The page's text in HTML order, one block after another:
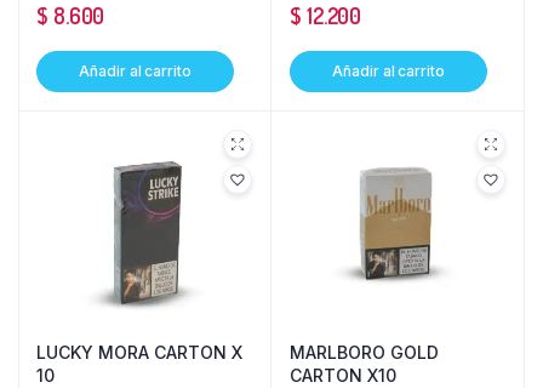
$ 8.600
Añadir al carrito
$ 12.200
Añadir al carrito
LUCKY MORA CARTON X
10
MARLBORO GOLD
CARTON X10